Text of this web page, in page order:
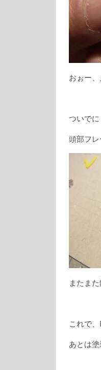
おぉー、
ついでに
頭部フ
またまた
これで、
あとは